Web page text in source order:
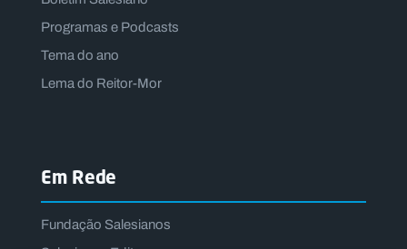
Programas e Podcasts
Tema do ano
Lema do Reitor-Mor
Em Rede
Fundação Salesianos